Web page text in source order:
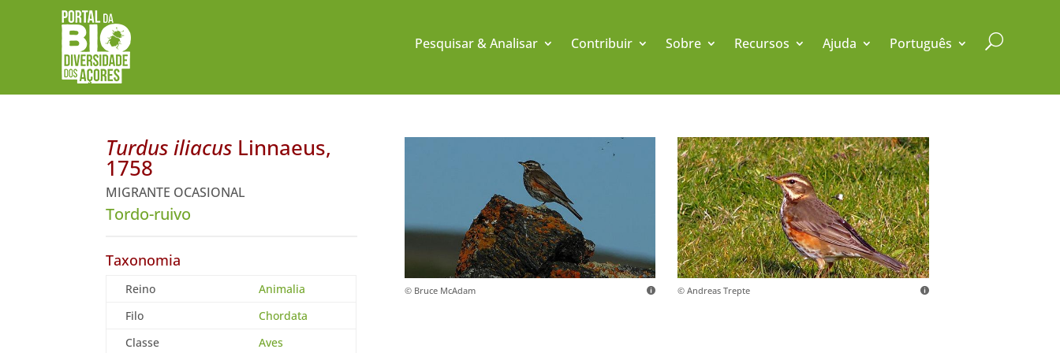
Pesquisar & Analisar Contribuir Sobre Recursos Ajuda Português U
Turdus iliacus Linnaeus,
1758
MIGRANTE OCASIONAL
Tordo-ruivo
Taxonomia
Reino
Animalia
Filo
Chordata
Classe
Aves
© Bruce McAdam © Andreas Trepte